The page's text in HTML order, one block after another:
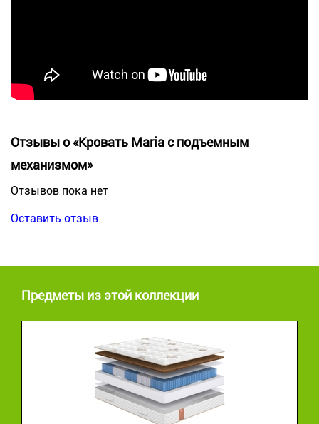
Отзывы о «Кровать Maria с подъемным
механизмом»
Отзывов пока нет
Оставить отзыв
Предметы из этой коллекции